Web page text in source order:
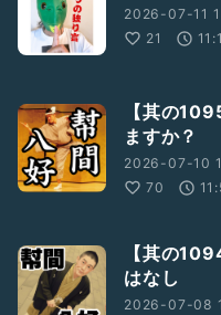
2026-07-11
21
【其の
ますか？
2026-07-10
70
【其の
はなし
2026-07-08